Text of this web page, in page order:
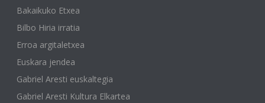
Bakaikuko Etxea
Bilbo Hiria irratia
Erroa argitaletxea
Euskara jendea
Gabriel Aresti euskaltegia
Gabriel Aresti Kultura Elkartea